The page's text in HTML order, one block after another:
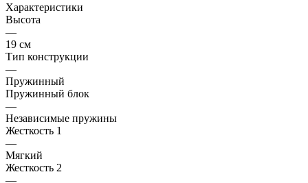
Характеристики
Высота
—
19 см
Тип конструкции
—
Пружинный
Пружинный блок
—
Независимые пружины
Жесткость 1
—
Мягкий
Жесткость 2
—